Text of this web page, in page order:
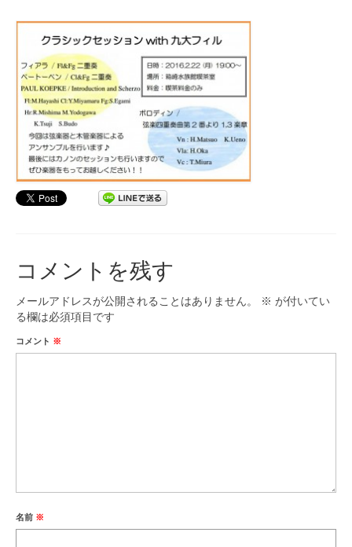
コメントを残す
メールアドレスが公開されることはありません。 ※ が付いてい
る欄は必須項目です
コメント ※
名前 ※